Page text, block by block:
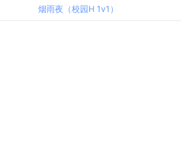
烟雨夜（校园H 1v1）